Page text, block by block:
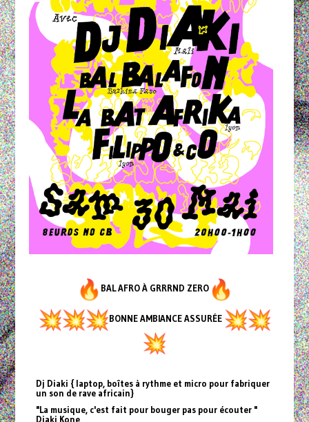
BAL AFRO À GRRRND ZERO
BONNE AMBIANCE ASSURÉE
Dj Diaki { laptop, boîtes à rythme et micro pour fabriquer
un son de rave africain}
"La musique, c'est fait pour bouger pas pour écouter "
Diaki Kone